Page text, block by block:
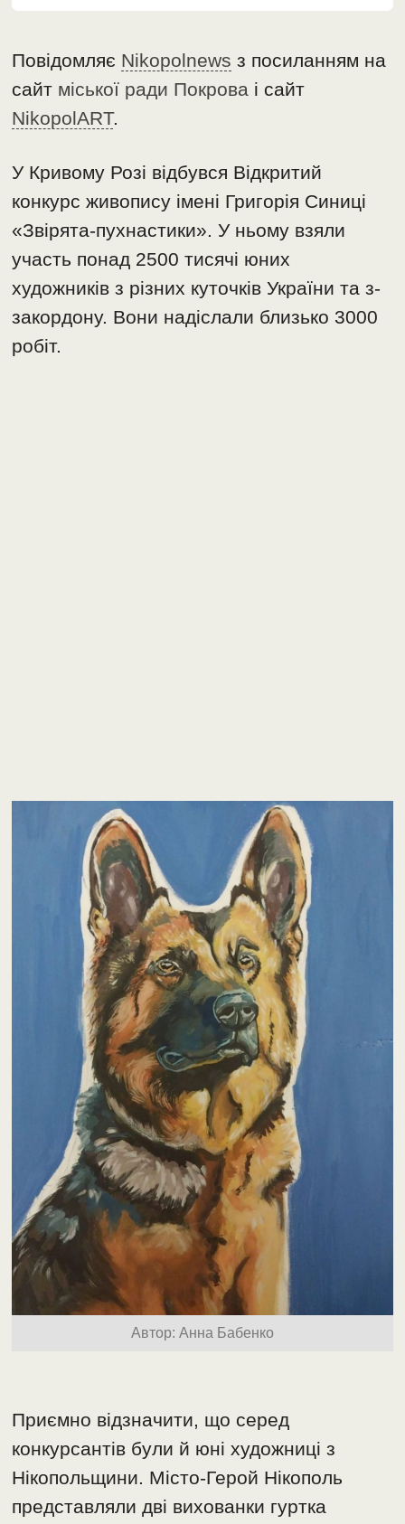
Повідомляє Nikopolnews з посиланням на
сайт міської ради Покрова і сайт
NikopolART.
У Кривому Розі відбувся Відкритий
конкурс живопису імені Григорія Синиці
«Звірята-пухнастики». У ньому взяли
участь понад 2500 тисячі юних
художників з різних куточків України та з-
закордону. Вони надіслали близько 3000
робіт.
Автор: Анна Бабенко
Приємно відзначити, що серед
конкурсантів були й юні художниці з
Нікопольщини. Місто-Герой Нікополь
представляли дві вихованки гуртка